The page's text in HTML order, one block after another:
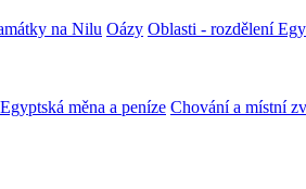
na Nilu Oázy Oblasti - rozdělení
Egyptská měna a peníze Chování a místní